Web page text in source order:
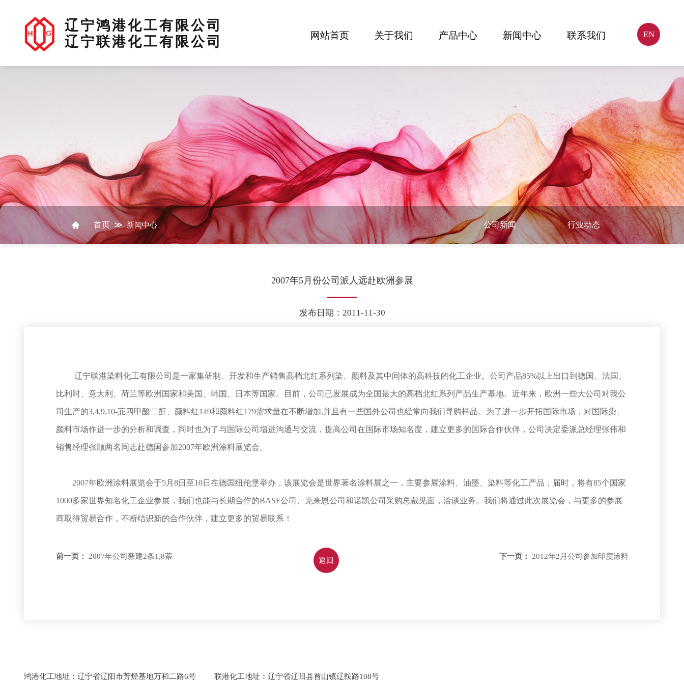
辽宁鸿港化工有限公司
辽宁联港化工有限公司
网站首页 关于我们 产品中心 新闻中心 联系我们 EN
首页 ≫ 新闻中心 公司新闻 行业动态
2007年5月份公司派人远赴欧洲参展
发布日期：2011-11-30
辽宁联港染料化工有限公司是一家集研制、开发和生产销售高档北红系列染、颜料及其中间体的高科技的化工企业。公司产品85%以上出口到德国、法国、
比利时、意大利、荷兰等欧洲国家和美国、韩国、日本等国家。目前，公司已发展成为全国最大的高档北红系列产品生产基地。近年来，欧洲一些大公司对我公
司生产的3,4,9,10-苝四甲酸二酐、颜料红149和颜料红179需求量在不断增加,并且有一些国外公司也经常向我们寻购样品。为了进一步开拓国际市场，对国际染、
颜料市场作进一步的分析和调查，同时也为了与国际公司增进沟通与交流，提高公司在国际市场知名度，建立更多的国际合作伙伴，公司决定委派总经理张伟和
销售经理张顺两名同志赴德国参加2007年欧洲涂料展览会。
2007年欧洲涂料展览会于5月8日至10日在德国纽伦堡举办，该展览会是世界著名涂料展之一，主要参展涂料、油墨、染料等化工产品，届时，将有85个国家
1000多家世界知名化工企业参展，我们也能与长期合作的BASF公司、克来恩公司和诺凯公司采购总裁见面，洽谈业务。我们将通过此次展览会，与更多的参展
商取得贸易合作，不断结识新的合作伙伴，建立更多的贸易联系！
前一页： 2007年公司新建2条1,8萘 返回 下一页： 2012年2月公司参加印度涂料
​鸿港化工地址：辽宁省辽阳市芳烃基地万和二路6号 联港化工地址：辽宁省辽阳县首山镇辽鞍路108号